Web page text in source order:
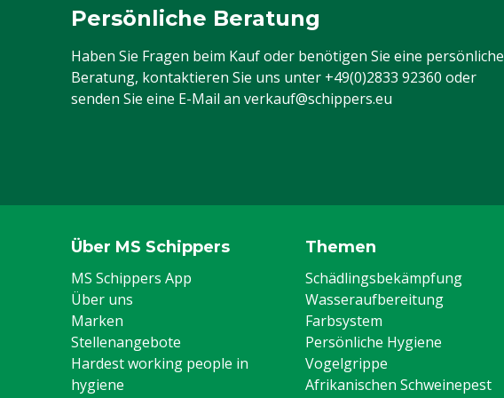
Persönliche Beratung
Haben Sie Fragen beim Kauf oder benötigen Sie eine persönliche
Beratung, kontaktieren Sie uns unter +49(0)2833 92360 oder
senden Sie eine E-Mail an verkauf@schippers.eu
Über MS Schippers
MS Schippers App
Über uns
Marken
Stellenangebote
Hardest working people in
hygiene
Themen
Schädlingsbekämpfung
Wasseraufbereitung
Farbsystem
Persönliche Hygiene
Vogelgrippe
Afrikanischen Schweinepest